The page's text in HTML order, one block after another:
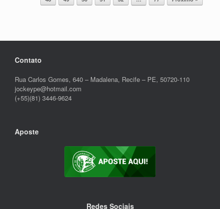
Contato
Rua Carlos Gomes, 640 – Madalena, Recife – PE, 50720-110
jockeype@hotmail.com
(+55)(81) 3446-9624
Aposte
Redes Sociais